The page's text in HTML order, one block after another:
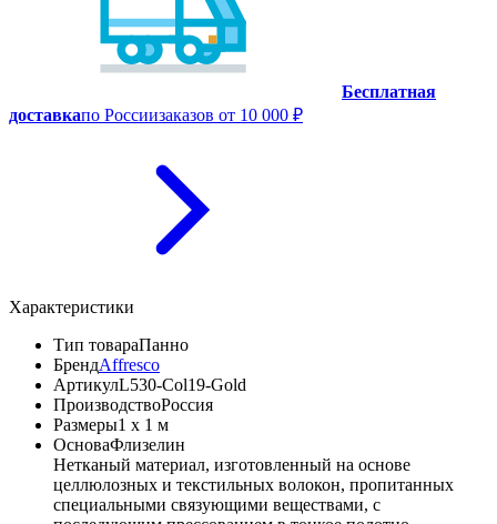
Бесплатная
доставкапо Россиизаказов от 10 000 ₽
Характеристики
Тип товараПанно
БрендAffresco
АртикулL530-Col19-Gold
ПроизводствоРоссия
Размеры1 x 1 м
ОсноваФлизелин
Нетканый материал, изготовленный на основе
целлюлозных и текстильных волокон, пропитанных
специальными связующими веществами, с